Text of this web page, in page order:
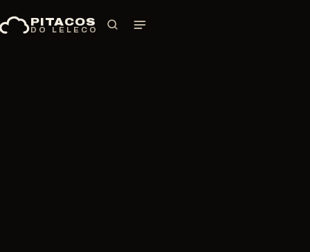
para
PITACOS
DO LELECO